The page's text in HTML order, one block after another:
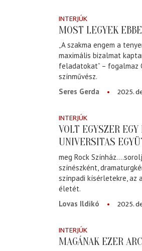
INTERJÚK
MOST LEGYEK
„A szakma engem a
maximális bizalmat
feladatokat” – fogalmaz
színművész.
Seres Gerda
2025.
INTERJÚK
VOLT EGYSZER
UNIVERSITAS
meg Rock
színészként,
színpadi kísérletekre, az
életét.
Lovas Ildikó
2025.
INTERJÚK
MAGÁNAK EZER